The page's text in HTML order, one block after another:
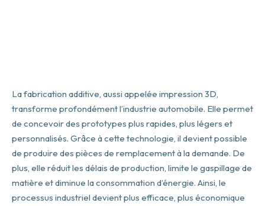
La fabrication additive, aussi appelée impression 3D,
transforme profondément l’industrie automobile. Elle permet
de concevoir des prototypes plus rapides, plus légers et
personnalisés. Grâce à cette technologie, il devient possible
de produire des pièces de remplacement à la demande. De
plus, elle réduit les délais de production, limite le gaspillage de
matière et diminue la consommation d’énergie. Ainsi, le
processus industriel devient plus efficace, plus économique